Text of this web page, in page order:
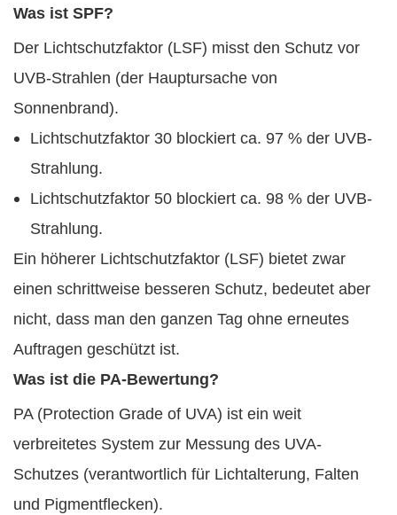
Was ist SPF?
Der Lichtschutzfaktor (LSF) misst den Schutz vor
UVB-Strahlen (der Hauptursache von
Sonnenbrand).
Lichtschutzfaktor 30 blockiert ca. 97 % der UVB-
Strahlung.
Lichtschutzfaktor 50 blockiert ca. 98 % der UVB-
Strahlung.
Ein höherer Lichtschutzfaktor (LSF) bietet zwar
einen schrittweise besseren Schutz, bedeutet aber
nicht, dass man den ganzen Tag ohne erneutes
Auftragen geschützt ist.
Was ist die PA-Bewertung?
PA (Protection Grade of UVA) ist ein weit
verbreitetes System zur Messung des UVA-
Schutzes (verantwortlich für Lichtalterung, Falten
und Pigmentflecken).